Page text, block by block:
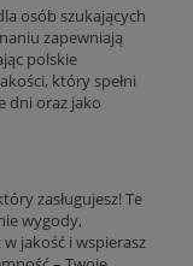
osób szukających
zapewniają
polskie
który spełni
dni oraz jako
zasługujesz! Te
wygody,
jakość i wspierasz